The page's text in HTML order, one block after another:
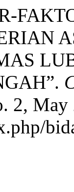
2,